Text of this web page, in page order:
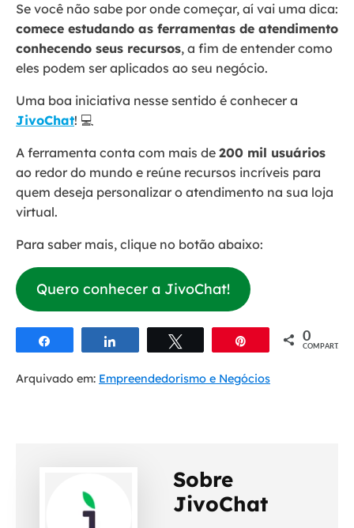
Se você não sabe por onde começar, aí vai uma dica:
comece estudando as ferramentas de atendimento
conhecendo seus recursos, a fim de entender como
eles podem ser aplicados ao seu negócio.
Uma boa iniciativa nesse sentido é conhecer a
JivoChat! 💻
A ferramenta conta com mais de 200 mil usuários
ao redor do mundo e reúne recursos incríveis para
quem deseja personalizar o atendimento na sua loja
virtual.
Para saber mais, clique no botão abaixo:
Quero conhecer a JivoChat!
Compartilhar Compartilhar 0
COMPART.
Arquivado em: Empreendedorismo e Negócios
Sobre
JivoChat